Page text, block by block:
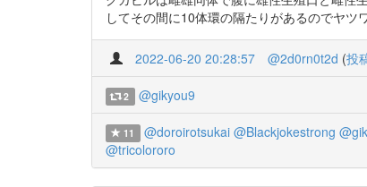
してその間に10体環の隔たりがあるのでヤ
2022-06-20 20:28:57 @2d0rn0t2d (投
2 @gikyou9
11 @doroirotsukai @Blackjokestrong
@tricolororo